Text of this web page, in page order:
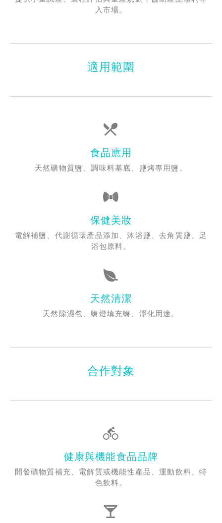
入市場。
適用範圍
食品應用
天然礦物質鹽、調味料基底、鹽烤專用鹽。
保健美妝
電解補鹽、代謝循環產品添加、沐浴鹽、去角質鹽、足
浴包原料。
天然清潔
天然除濕包、鹽燈填充鹽、淨化用途。
合作對象
健康與機能食品品牌
開發礦物質補充、電解質或機能性產品、運動飲料、特
色飲料。